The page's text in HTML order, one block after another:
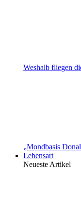
Weshalb fliegen
„Mondbasis
Lebensart
Neueste Artikel